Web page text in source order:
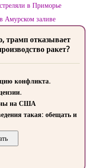
в Приморье
Амурском заливе
трамп отказывает
ракет?
конфликта.
на США
такая: обещать и